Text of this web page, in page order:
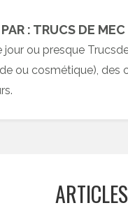
: TRUCS DE MEC
jour ou presque
ou cosmétique), des